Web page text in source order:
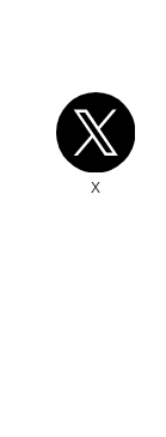
X
別ウィンドウリンク